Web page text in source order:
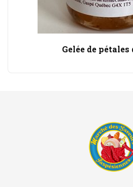
Gelée de pétales